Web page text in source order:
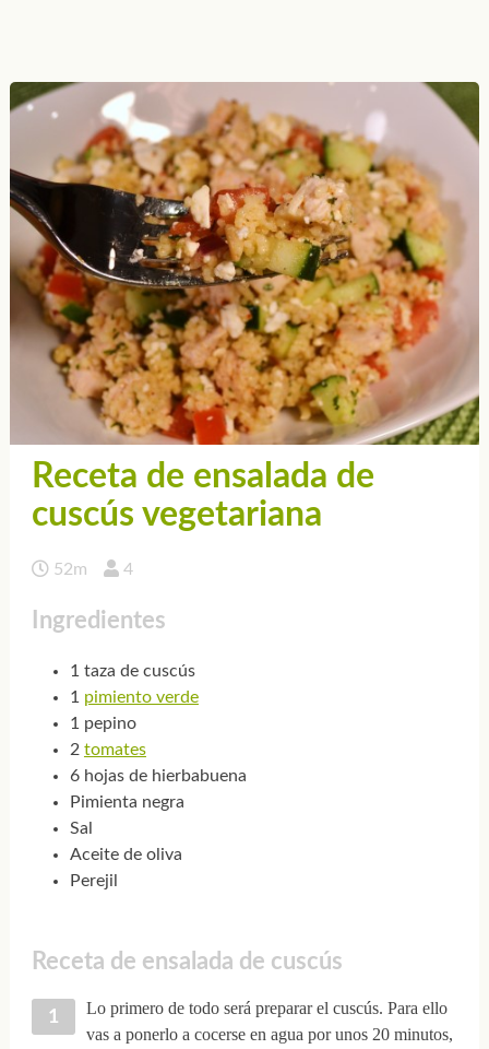
Receta de ensalada de
cuscús vegetariana
52m 4
Ingredientes
1 taza de cuscús
1 pimiento verde
1 pepino
2 tomates
6 hojas de hierbabuena
Pimienta negra
Sal
Aceite de oliva
Perejil
Receta de ensalada de cuscús
Lo primero de todo será preparar el cuscús. Para ello
vas a ponerlo a cocerse en agua por unos 20 minutos,